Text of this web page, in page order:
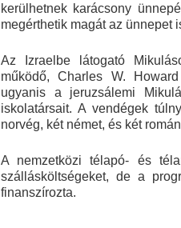
kerülhetnek karácsony
megérthetik magát az ünnepet
Az Izraelbe látogató
működő, Charles W.
ugyanis a jeruzsálemi
iskolatársait. A vendégek
norvég, két német, és két
A nemzetközi télapó- és
szállásköltségeket, de a
finanszírozta.